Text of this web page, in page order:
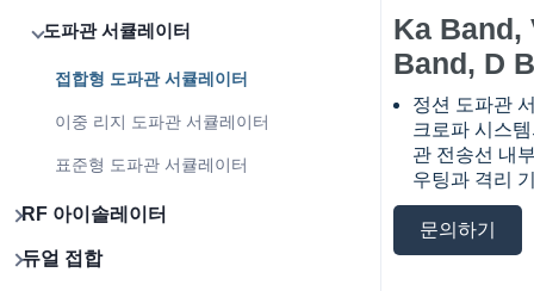
도파관 서큘레이터
접합형 도파관 서큘레이터
이중 리지 도파관 서큘레이터
표준형 도파관 서큘레이터
RF 아이솔레이터
듀얼 접합
Ka Band,
Band, D
정션 도파관
크로파 시스
관 전송선 내
우팅과 격리
문의하기